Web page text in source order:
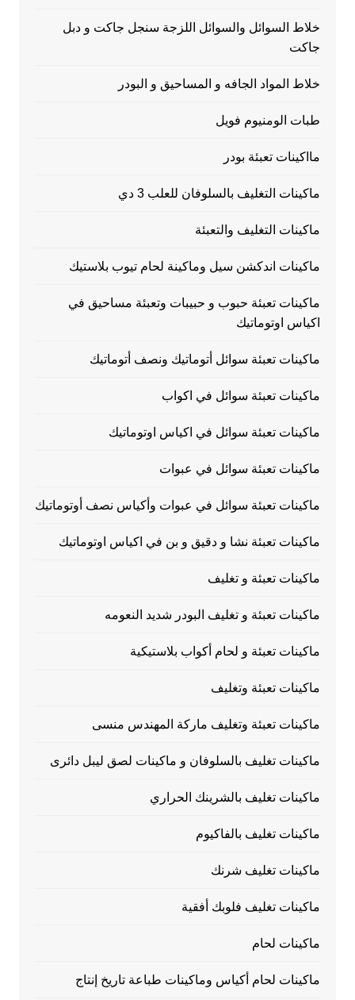
خلاط السوائل والسوائل اللزجة سنجل جاكت و دبل
جاكت
خلاط المواد الجافه و المساحيق و البودر
طبات الومنيوم فويل
مااكينات تعبئة بودر
ماكينات التغليف بالسلوفان للعلب 3 دي
ماكينات التغليف والتعبئة
ماكينات اندكشن سيل وماكينة لحام تيوب بلاستيك
ماكينات تعبئة حبوب و حبيبات وتعبئة مساحيق في
اكياس اوتوماتيك
ماكينات تعبئة سوائل أتوماتيك ونصف أتوماتيك
ماكينات تعبئة سوائل في اكواب
ماكينات تعبئة سوائل في اكياس اوتوماتيك
ماكينات تعبئة سوائل في عبوات
ماكينات تعبئة سوائل في عبوات وأكياس نصف أوتوماتيك
ماكينات تعبئة نشا و دقيق و بن في اكياس اوتوماتيك
ماكينات تعبئة و تغليف
ماكينات تعبئة و تغليف البودر شديد النعومه
ماكينات تعبئة و لحام أكواب بلاستيكية
ماكينات تعبئة وتغليف
ماكينات تعبئة وتغليف ماركة المهندس منسى
ماكينات تغليف بالسلوفان و ماكينات لصق ليبل دائرى
ماكينات تغليف بالشرينك الحراري
ماكينات تغليف بالفاكيوم
ماكينات تغليف شرنك
ماكينات تغليف فلوبك أفقية
ماكينات لحام
ماكينات لحام أكياس وماكينات طباعة تاريخ إنتاج